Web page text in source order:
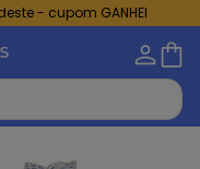
- cupom GANHEI